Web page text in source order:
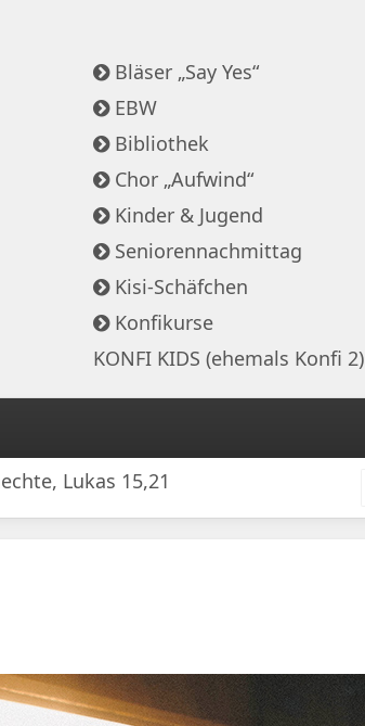
Bläser „Say Yes“
EBW
Bibliothek
Chor „Aufwind“
Kinder & Jugend
Seniorennachmittag
Kisi-Schäfchen
Konfikurse
KONFI KIDS (ehemals Konfi 2)
Lukas 15,21